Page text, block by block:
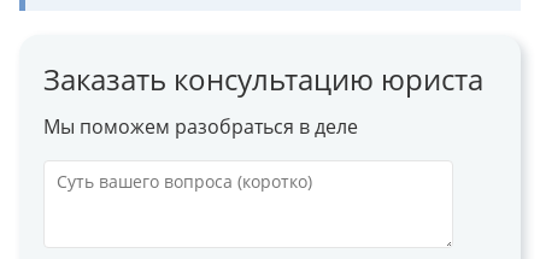
Заказать консультацию юриста
Мы поможем разобраться в деле